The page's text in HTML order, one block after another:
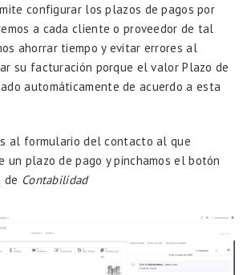
configurar los plazos de pagos por
a cada cliente o proveedor de tal
ahorrar tiempo y evitar errores al
su facturación porque el valor Plazo de
automáticamente de acuerdo a esta
al formulario del contacto al que
un plazo de pago y pinchamos el botón
de Contabilidad